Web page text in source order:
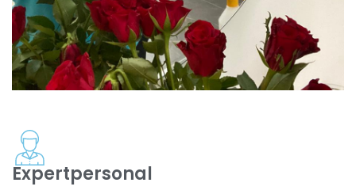
Expertpersonal